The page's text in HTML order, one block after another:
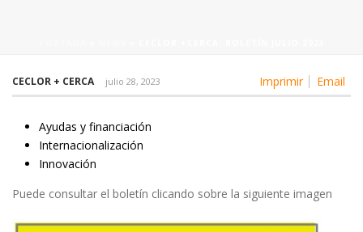
Imprimir Email
CECLOR + CERCA julio 28, 2023
Ayudas y financiación
Internacionalización
Innovación
Puede consultar el boletín clicando sobre la siguiente imagen